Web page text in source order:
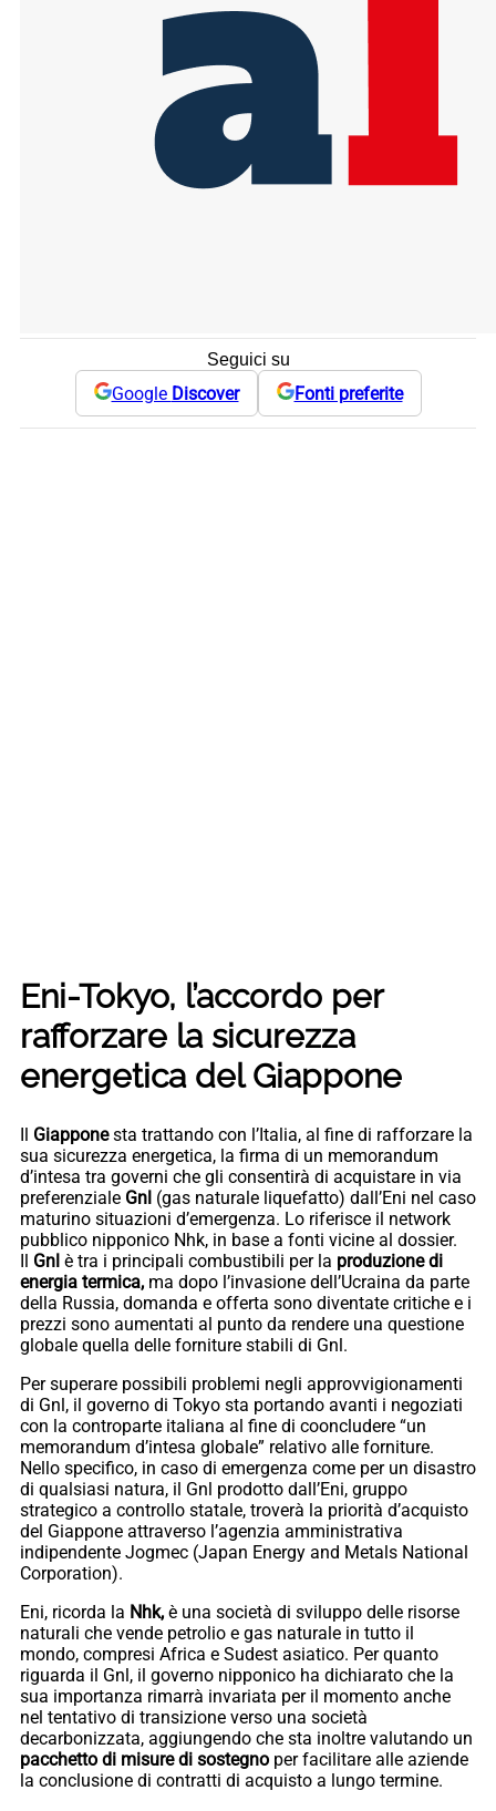
Seguici su
Google Discover Fonti preferite
Eni-Tokyo, l’accordo per
rafforzare la sicurezza
energetica del Giappone
Il Giapponesta trattando con l’Italia, al fine di rafforzare la
sua sicurezza energetica, la firma di un memorandum
d’intesa tra governi che gli consentirà di acquistare in via
preferenziale Gnl (gas naturale liquefatto) dall’Eni nel caso
maturino situazioni d’emergenza. Lo riferisce il network
pubblico nipponico Nhk, in base a fonti vicine al dossier.
Il Gnl è tra i principali combustibili per la produzione di
energia termica, ma dopo l’invasione dell’Ucraina da parte
della Russia, domanda e offerta sono diventate critiche e i
prezzi sono aumentati al punto da rendere una questione
globale quella delle forniture stabili di Gnl.
Per superare possibili problemi negli approvvigionamenti
di Gnl, il governo di Tokyo sta portando avanti i negoziati
con la controparte italiana al fine di cooncludere “un
memorandum d’intesa globale” relativo alle forniture.
Nello specifico, in caso di emergenza come per un disastro
di qualsiasi natura, il Gnl prodotto dall’Eni, gruppo
strategico a controllo statale, troverà la priorità d’acquisto
del Giappone attraverso l’agenzia amministrativa
indipendente Jogmec (Japan Energy and Metals National
Corporation).
Eni, ricorda la Nhk, è una società di sviluppo delle risorse
naturali che vende petrolio e gas naturale in tutto il
mondo, compresi Africa e Sudest asiatico. Per quanto
riguarda il Gnl, il governo nipponico ha dichiarato che la
sua importanza rimarrà invariata per il momento anche
nel tentativo di transizione verso una società
decarbonizzata, aggiungendo che sta inoltre valutando un
pacchetto di misure di sostegno per facilitare alle aziende
la conclusione di contratti di acquisto a lungo termine.